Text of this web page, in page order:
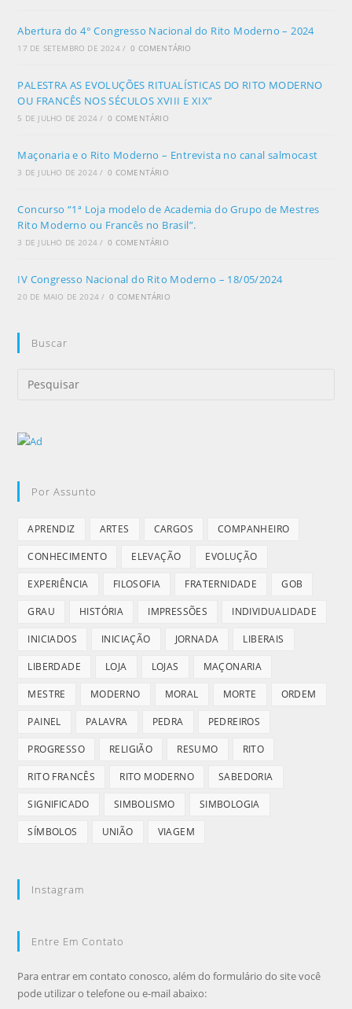
Abertura do 4° Congresso Nacional do Rito Moderno – 2024
17 DE SETEMBRO DE 2024 / 0 COMENTÁRIO
PALESTRA AS EVOLUÇÕES RITUALÍSTICAS DO RITO MODERNO
OU FRANCÊS NOS SÉCULOS XVIII E XIX”
5 DE JULHO DE 2024 / 0 COMENTÁRIO
Maçonaria e o Rito Moderno – Entrevista no canal salmocast
3 DE JULHO DE 2024 / 0 COMENTÁRIO
Concurso “1ª Loja modelo de Academia do Grupo de Mestres
Rito Moderno ou Francês no Brasil”.
3 DE JULHO DE 2024 / 0 COMENTÁRIO
IV Congresso Nacional do Rito Moderno – 18/05/2024
20 DE MAIO DE 2024 / 0 COMENTÁRIO
Buscar
Por Assunto
APRENDIZ ARTES CARGOS COMPANHEIRO
CONHECIMENTO ELEVAÇÃO EVOLUÇÃO
EXPERIÊNCIA FILOSOFIA FRATERNIDADE GOB
GRAU HISTÓRIA IMPRESSÕES INDIVIDUALIDADE
INICIADOS INICIAÇÃO JORNADA LIBERAIS
LIBERDADE LOJA LOJAS MAÇONARIA
MESTRE MODERNO MORAL MORTE ORDEM
PAINEL PALAVRA PEDRA PEDREIROS
PROGRESSO RELIGIÃO RESUMO RITO
RITO FRANCÊS RITO MODERNO SABEDORIA
SIGNIFICADO SIMBOLISMO SIMBOLOGIA
SÍMBOLOS UNIÃO VIAGEM
Instagram
Entre Em Contato
Para entrar em contato conosco, além do formulário do site você
pode utilizar o telefone ou e-mail abaixo: